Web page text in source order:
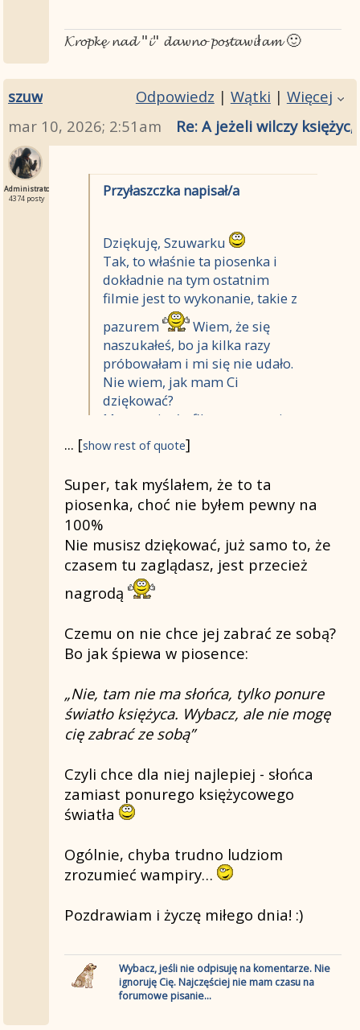
ze względu na prawa autorskie (sceny z
dlatego nie mogę znaleźć tej piosenki w
PS. Poza tym przy wilczym księżycu
wilki wyją, wampiry krążą,
a muzyczne wspomnienia mieszają się z
Może dlatego tak trudno dziś odnaleźć
Chyba że miałaś na myśli jeszcze inną
rosyjskich utworów inspirowanych
https://www.youtube.com/playlist?
Pozdrawiam serdecznie
𝓚𝓻𝓸𝓹𝓴𝓮̨ 𝓷𝓪𝓭 "𝓲" 𝓭𝓪𝔀𝓷𝓸 𝓹𝓸𝓼𝓽𝓪𝔀𝓲ł𝓪𝓶 🙂
szuw Odpowiedz | Wątki | Więcej
mar 10, 2026; 2:51am
Re: A jeżeli wilczy
Administrator
4374 posty
Przyłaszczka napisał/a
Dziękuję, Szuwarku
Tak, to właśnie ta piosenka i
dokładnie na tym ostatnim
filmie jest to wykonanie, takie z
pazurem
Wiem, że się
naszukałeś, bo ja kilka razy
próbowałam i mi się nie udało.
Nie wiem, jak mam Ci
dziękować?
Masz rację, że film z tamtymi
fragmentami ze "Zmierzchu"
został prawdopodobnie
usunięty i dlatego nie można
już go znaleźć.
Piękna piosenka o pięknej
wszelkie stereotypy. Nie
rozumiem tylko, dlaczego on
się tak upiera i nie chce jej
wziąć ze sobą?
nowym obrazku, samotny biały
Wilk...
... [show rest of quote]
Super, tak myślałem, że to ta
piosenka, choć nie byłem pewny na
100%
Nie musisz dziękować, już samo to, że
czasem tu zaglądasz, jest przecież
nagrodą
Czemu on nie chce jej zabrać ze sobą?
Bo jak śpiewa w piosence:
„Nie, tam nie ma słońca, tylko ponure
światło księżyca. Wybacz, ale nie mogę
cię zabrać ze sobą”
Czyli chce dla niej najlepiej - słońca
zamiast ponurego księżycowego
światła
Ogólnie, chyba trudno ludziom
zrozumieć wampiry…
Pozdrawiam i życzę miłego dnia! :)
Wybacz, jeśli nie odpisuję na komentarze. Nie
ignoruję Cię. Najczęściej nie mam czasu na
forumowe pisanie...